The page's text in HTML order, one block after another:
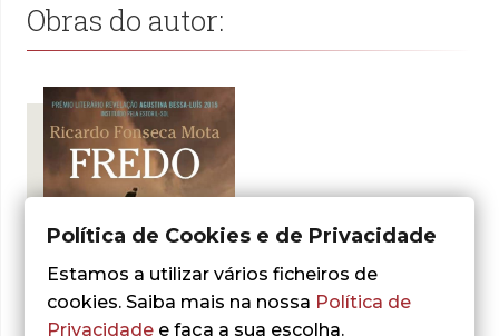
Obras do autor:
Política de Cookies e de Privacidade
Estamos a utilizar vários ficheiros de
cookies. Saiba mais na nossa Política de
Privacidade e faça a sua escolha.